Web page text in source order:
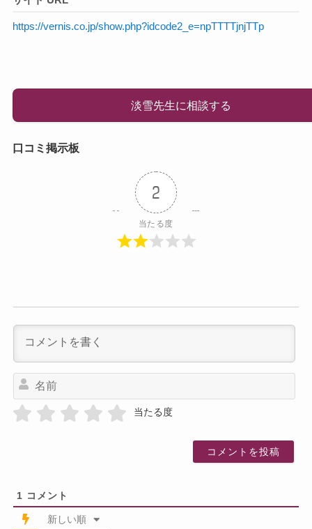
https://vernis.co.jp/show.php?idcode2_e=npTTTTjnjTTp
淡雪先生に相談する
口コミ掲示板
2
当たる度
当たる度
1 コメント
新しい順